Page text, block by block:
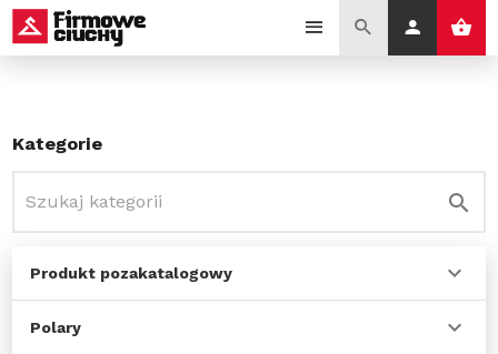
Kategorie
Produkt pozakatalogowy
Polary